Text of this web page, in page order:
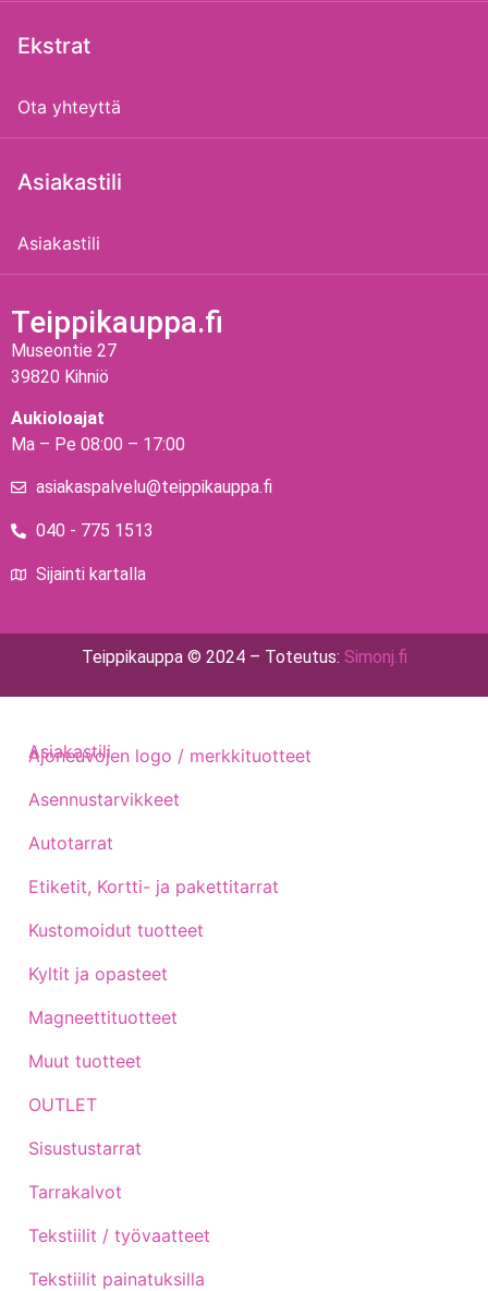
Ekstrat
Ota yhteyttä
Asiakastili
Asiakastili
Teippikauppa.fi
Museontie 27
39820 Kihniö
Aukioloajat
Ma – Pe 08:00 – 17:00
asiakaspalvelu@teippikauppa.fi
040 - 775 1513
Sijainti kartalla
Teippikauppa © 2024 – Toteutus: Simonj.fi
Ajoneuvojen logo / merkkituotteet
Asennustarvikkeet
Autotarrat
Etiketit, Kortti- ja pakettitarrat
Kustomoidut tuotteet
Kyltit ja opasteet
Magneettituotteet
Muut tuotteet
OUTLET
Sisustustarrat
Tarrakalvot
Tekstiilit / työvaatteet
Tekstiilit painatuksilla
Asiakastili